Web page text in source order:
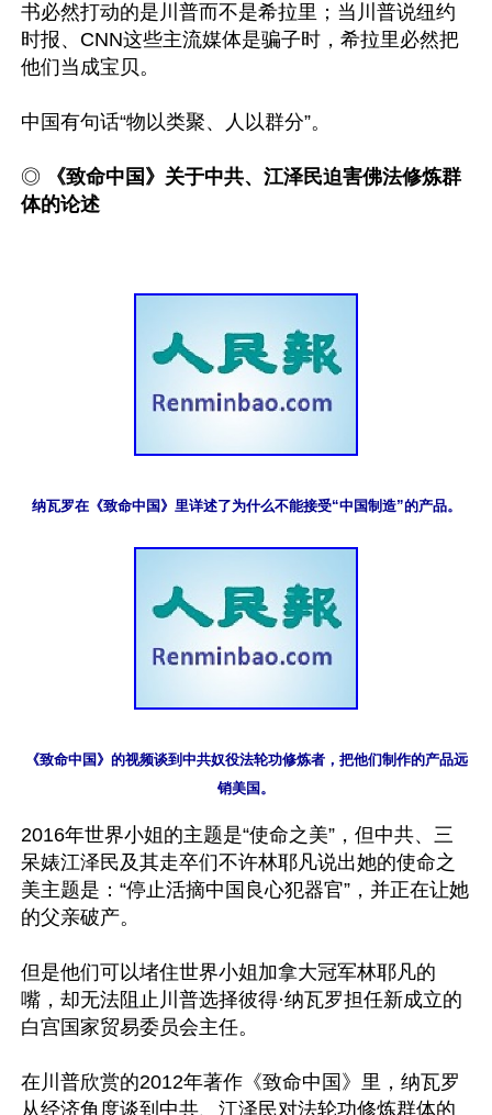
书必然打动的是川普而不是希拉里；当川普说纽约
时报、CNN这些主流媒体是骗子时，希拉里必然把
他们当成宝贝。
中国有句话“物以类聚、人以群分”。
◎
《致命中国》关于中共、江泽民迫害佛法修炼群
体的论述
纳瓦罗在《致命中国》里详述了为什么不能接受“中国制造”的产品。
《致命中国》的视频谈到中共奴役法轮功修炼者，把他们制作的产品远
销美国。
2016年世界小姐的主题是“使命之美”，但中共、三
呆婊江泽民及其走卒们不许林耶凡说出她的使命之
美主题是：“停止活摘中国良心犯器官”，并正在让她
的父亲破产。
但是他们可以堵住世界小姐加拿大冠军林耶凡的
嘴，却无法阻止川普选择彼得·纳瓦罗担任新成立的
白宫国家贸易委员会主任。
在川普欣赏的2012年著作《致命中国》里，纳瓦罗
从经济角度谈到中共、江泽民对法轮功修炼群体的